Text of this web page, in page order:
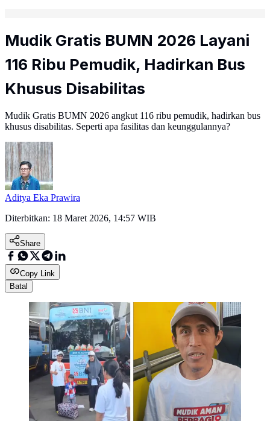
Mudik Gratis BUMN 2026 Layani
116 Ribu Pemudik, Hadirkan Bus
Khusus Disabilitas
Mudik Gratis BUMN 2026 angkut 116 ribu pemudik, hadirkan bus
khusus disabilitas. Seperti apa fasilitas dan keunggulannya?
Aditya Eka Prawira
Diterbitkan: 18 Maret 2026, 14:57 WIB
Share
Copy Link
Batal